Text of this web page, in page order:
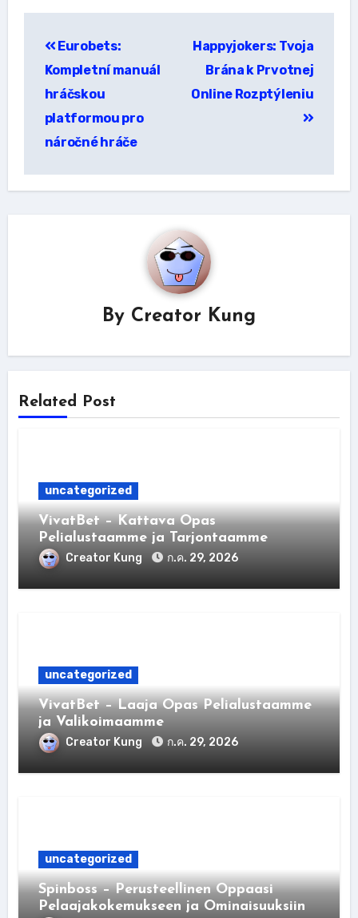
เรื่อง
Eurobets:
Kompletní manuál
hráčskou
platformou pro
náročné hráče
Happyjokers: Tvoja
Brána k Prvotnej
Online Rozptýleniu
By Creator Kung
Related Post
uncategorized
VivatBet – Kattava Opas
Pelialustaamme ja Tarjontaamme
Creator Kung ก.ค. 29, 2026
uncategorized
VivatBet – Laaja Opas Pelialustaamme
ja Valikoimaamme
Creator Kung ก.ค. 29, 2026
uncategorized
Spinboss – Perusteellinen Oppaasi
Pelaajakokemukseen ja Ominaisuuksiin